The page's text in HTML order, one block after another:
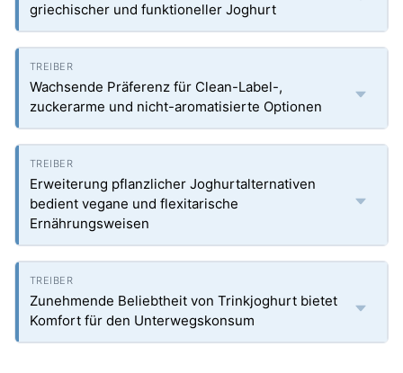
griechischer und funktioneller Joghurt
Wachsende Präferenz für Clean-Label-,
zuckerarme und nicht-aromatisierte Optionen
Erweiterung pflanzlicher Joghurtalternativen
bedient vegane und flexitarische
Ernährungsweisen
Zunehmende Beliebtheit von Trinkjoghurt bietet
Komfort für den Unterwegskonsum